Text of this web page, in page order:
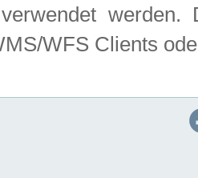
verwendet
WFS Clients